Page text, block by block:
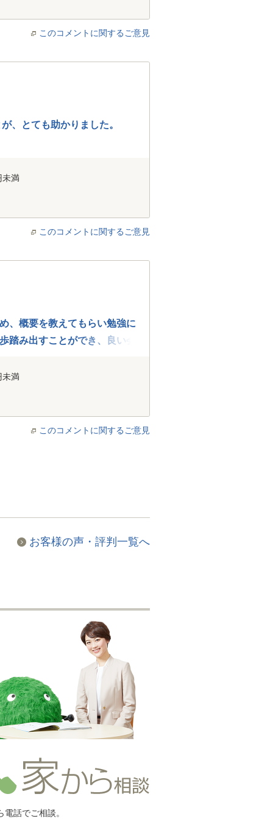
このコメントに関するご意見
、とても助かりました。
未満
このコメントに関するご意見
、概要を教えてもらい勉強に
踏み出すことができ、良い会
とうございます。
未満
このコメントに関するご意見
お客様の声・評判一覧へ
電話でご相談。